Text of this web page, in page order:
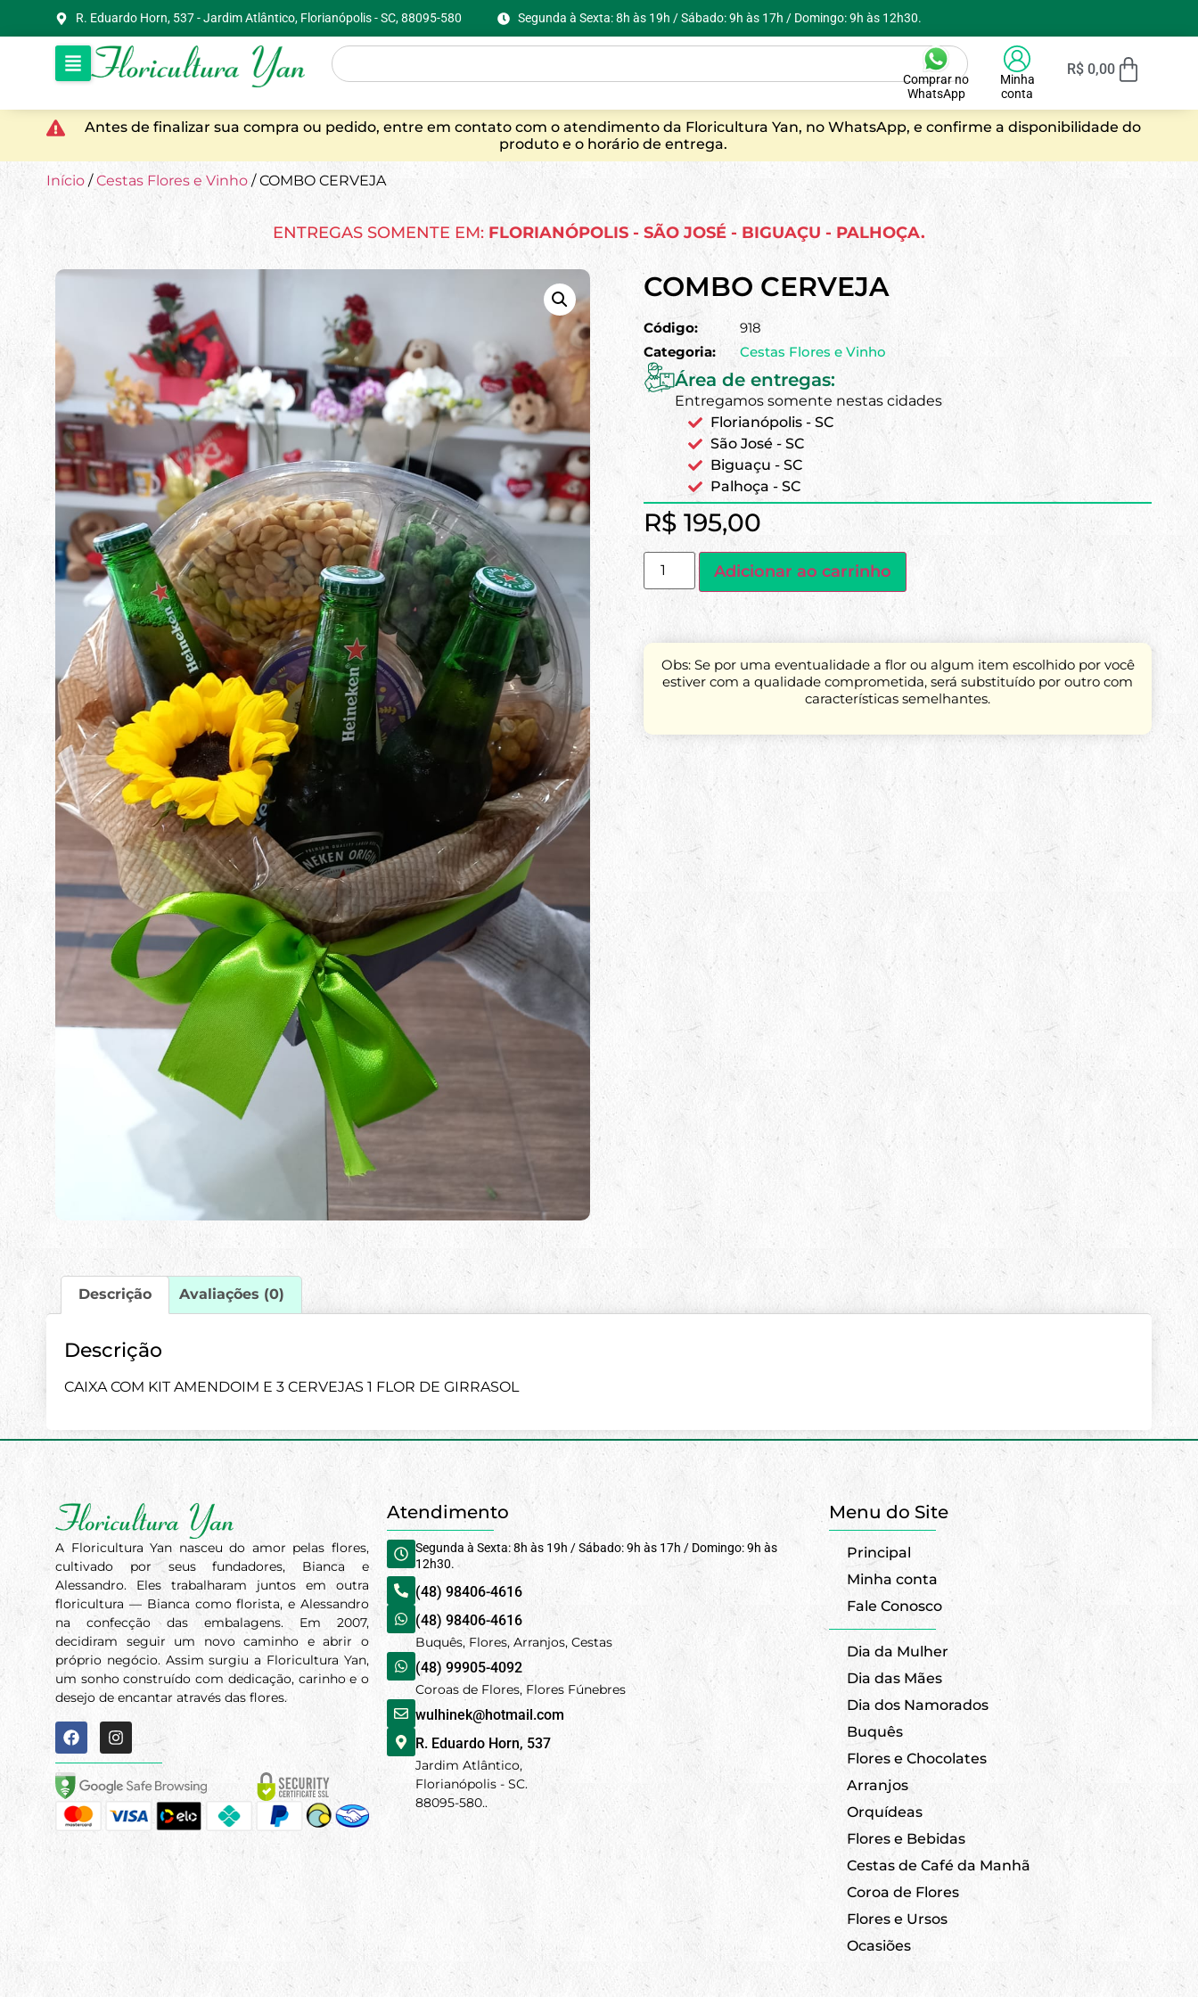
R. Eduardo Horn, 537 - Jardim Atlântico, Florianópolis - SC, 88095-580 Segunda à Sexta: 8h às 19h / Sábado: 9h às 17h / Domingo: 9h às 12h30.
Comprar no
WhatsApp
Minha
conta
R$ 0,00
Antes de finalizar sua compra ou pedido, entre em contato com o atendimento da Floricultura Yan, no WhatsApp, e confirme a disponibilidade do
produto e o horário de entrega.
Início /Cestas Flores e Vinho / COMBO CERVEJA
ENTREGAS SOMENTE EM: FLORIANÓPOLIS - SÃO JOSÉ - BIGUAÇU - PALHOÇA.
COMBO CERVEJA
Código:
918
Categoria:
Cestas Flores e Vinho
Área de entregas:
Entregamos somente nestas cidades
Florianópolis - SC
São José - SC
Biguaçu - SC
Palhoça - SC
R$ 195,00
Adicionar ao carrinho
Obs: Se por uma eventualidade a flor ou algum item escolhido por você
estiver com a qualidade comprometida, será substituído por outro com
características semelhantes.
Descrição Avaliações (0)
Descrição
CAIXA COM KIT AMENDOIM E 3 CERVEJAS 1 FLOR DE GIRRASOL
A Floricultura Yan nasceu do amor pelas flores,
cultivado por seus fundadores, Bianca e
Alessandro. Eles trabalharam juntos em outra
floricultura — Bianca como florista, e Alessandro
na confecção das embalagens. Em 2007,
decidiram seguir um novo caminho e abrir o
próprio negócio. Assim surgiu a Floricultura Yan,
um sonho construído com dedicação, carinho e o
desejo de encantar através das flores.
Atendimento
Segunda à Sexta: 8h às 19h / Sábado: 9h às 17h / Domingo: 9h às
12h30.
(48) 98406-4616
(48) 98406-4616
Buquês, Flores, Arranjos, Cestas
(48) 99905-4092
Coroas de Flores, Flores Fúnebres
wulhinek@hotmail.com
R. Eduardo Horn, 537
Jardim Atlântico,
Florianópolis - SC.
88095-580..
Menu do Site
Principal
Minha conta
Fale Conosco
Dia da Mulher
Dia das Mães
Dia dos Namorados
Buquês
Flores e Chocolates
Arranjos
Orquídeas
Flores e Bebidas
Cestas de Café da Manhã
Coroa de Flores
Flores e Ursos
Ocasiões